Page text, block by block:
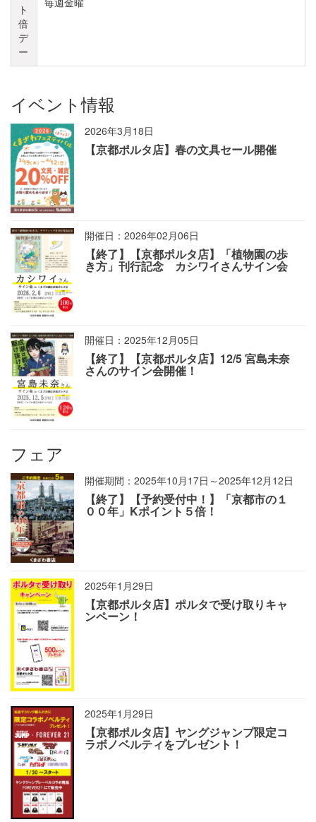
ト
倍
デ
ー
イベント情報
2026年3月18日
【京都ポルタ店】春の文具セール開催
開催日：2026年02月06日
【終了】【京都ポルタ店】「植物園の歩
き方」刊行記念 カシワイさんサイン会
開催日：2025年12月05日
【終了】【京都ポルタ店】12/5 宮島未奈
さんのサイン会開催！
フェア
開催期間：2025年10月17日～2025年12月12日
【終了】【予約受付中！】「京都市の１
００年」Kポイント５倍！
2025年1月29日
【京都ポルタ店】ポルタで受け取りキャ
ンペーン！
2025年1月29日
【京都ポルタ店】ヤングジャンプ限定コ
ラボノベルティをプレゼント！